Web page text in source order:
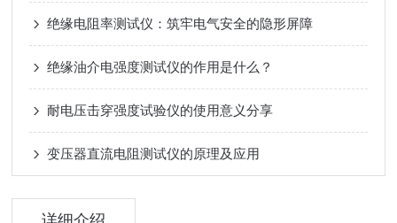
绝缘电阻率测试仪：筑牢电气安全的隐形屏障
绝缘油介电强度测试仪的作用是什么？
耐电压击穿强度试验仪的使用意义分享
变压器直流电阻测试仪的原理及应用